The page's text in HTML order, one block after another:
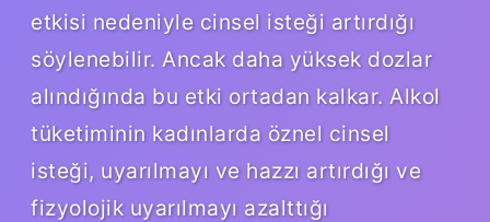
etkisi nedeniyle cinsel isteği artırdığı
söylenebilir. Ancak daha yüksek dozlar
alındığında bu etki ortadan kalkar. Alkol
tüketiminin kadınlarda öznel cinsel
isteği, uyarılmayı ve hazzı artırdığı ve
fizyolojik uyarılmayı azalttığı